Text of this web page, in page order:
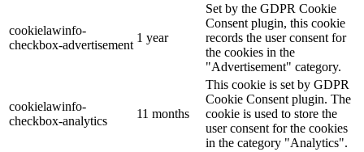
cookielawinfo-
checkbox-advertisement
1 year
Set by the GDPR Cookie
Consent plugin, this cookie
records the user consent for
the cookies in the
"Advertisement" category.
cookielawinfo-
checkbox-analytics
11 months
This cookie is set by GDPR
Cookie Consent plugin. The
cookie is used to store the
user consent for the cookies
in the category "Analytics".